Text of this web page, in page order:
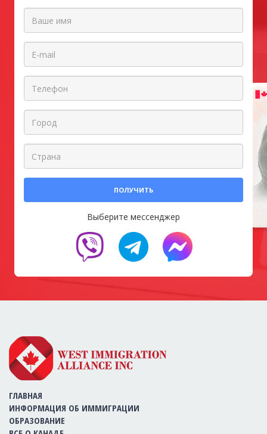
ПОЛУЧИТЬ
Выберите мессенджер
ГЛАВНАЯ
ИНФОРМАЦИЯ ОБ ИММИГРАЦИИ
ОБРАЗОВАНИЕ